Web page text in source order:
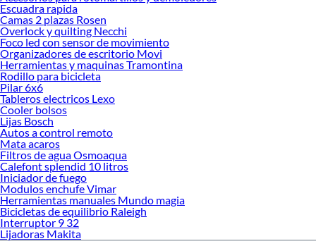
Escuadra rapida
Camas 2 plazas Rosen
Overlock y quilting Necchi
Foco led con sensor de movimiento
Organizadores de escritorio Movi
Herramientas y maquinas Tramontina
Rodillo para bicicleta
Pilar 6x6
Tableros electricos Lexo
Cooler bolsos
Lijas Bosch
Autos a control remoto
Mata acaros
Filtros de agua Osmoaqua
Calefont splendid 10 litros
Iniciador de fuego
Modulos enchufe Vimar
Herramientas manuales Mundo magia
Bicicletas de equilibrio Raleigh
Interruptor 9 32
Lijadoras Makita